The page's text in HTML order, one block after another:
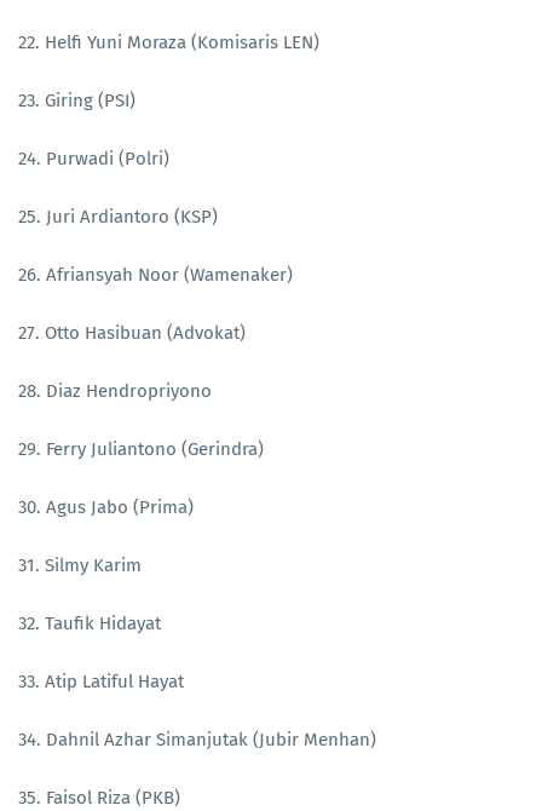
22. Helfi Yuni Moraza (Komisaris LEN)
23. Giring (PSI)
24. Purwadi (Polri)
25. Juri Ardiantoro (KSP)
26. Afriansyah Noor (Wamenaker)
27. Otto Hasibuan (Advokat)
28. Diaz Hendropriyono
29. Ferry Juliantono (Gerindra)
30. Agus Jabo (Prima)
31. Silmy Karim
32. Taufik Hidayat
33. Atip Latiful Hayat
34. Dahnil Azhar Simanjutak (Jubir Menhan)
35. Faisol Riza (PKB)